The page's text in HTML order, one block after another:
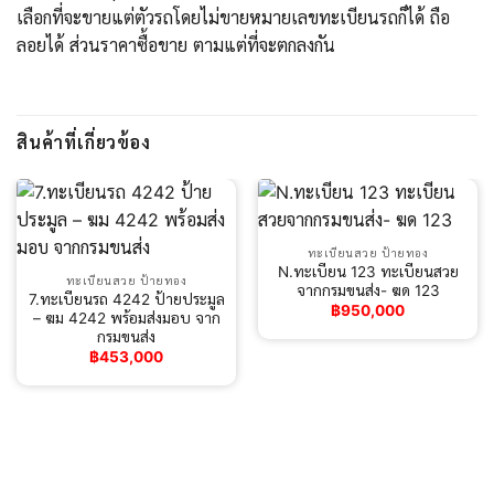
เลือกที่จะขายแต่ตัวรถโดยไม่ขายหมายเลขทะเบียนรถก็ได้ ถือ
ลอยได้ ส่วนราคาซื้อขาย ตามแต่ที่จะตกลงกัน
สินค้าที่เกี่ยวข้อง
ทะเบียนสวย ป้ายทอง
7.ทะเบียนรถ 4242 ป้ายประมูล
– ฆม 4242 พร้อมส่งมอบ จาก
กรมขนส่ง
฿453,000
ทะเบียนสวย ป้ายทอง
N.ทะเบียน 123 ทะเบียนสวย
จากกรมขนส่ง- ฆด 123
฿950,000